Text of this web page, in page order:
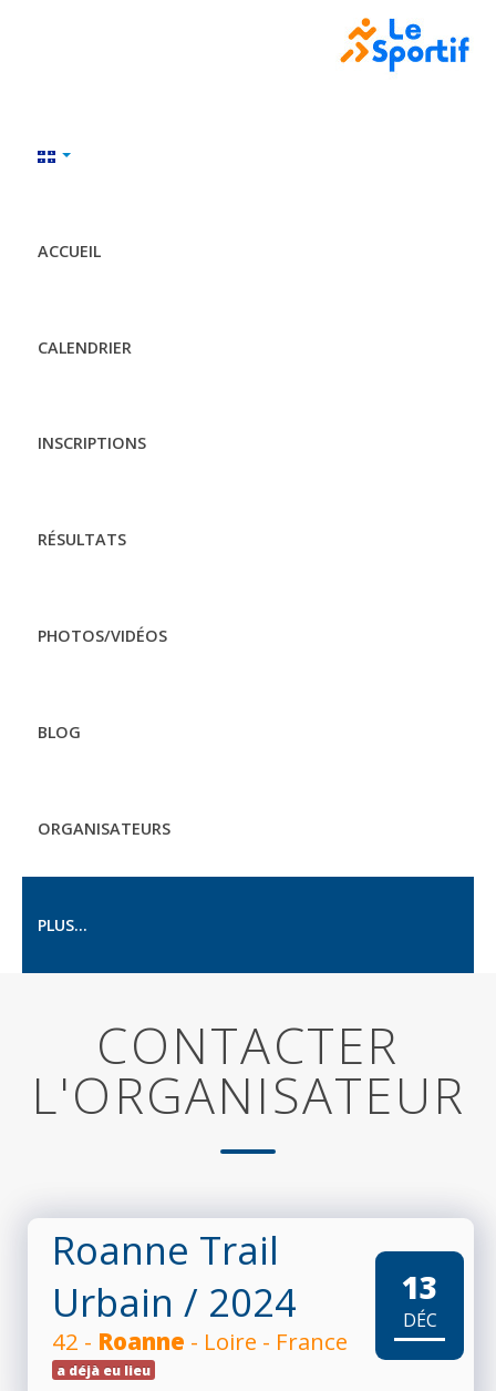
ACCUEIL
CALENDRIER
INSCRIPTIONS
RÉSULTATS
PHOTOS/VIDÉOS
BLOG
ORGANISATEURS
PLUS...
CONTACTER
L'ORGANISATEUR
Roanne Trail
Urbain / 2024
42 - Roanne - Loire - France
a déjà eu lieu
13
DÉC